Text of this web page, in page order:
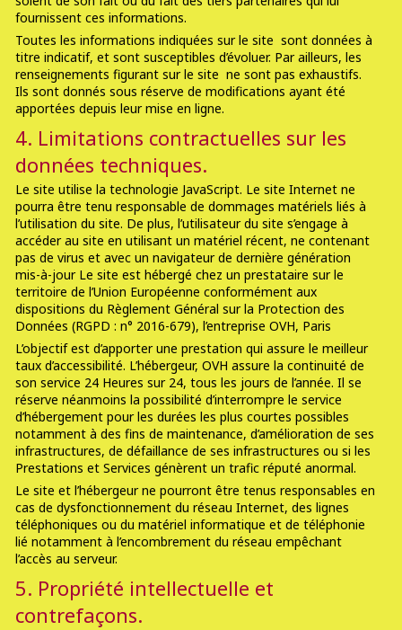
fournissent ces informations.
Toutes les informations indiquées sur le site sont données à
titre indicatif, et sont susceptibles d’évoluer. Par ailleurs, les
renseignements figurant sur le site ne sont pas exhaustifs.
Ils sont donnés sous réserve de modifications ayant été
apportées depuis leur mise en ligne.
4. Limitations contractuelles sur les
données techniques.
Le site utilise la technologie JavaScript. Le site Internet ne
pourra être tenu responsable de dommages matériels liés à
l’utilisation du site. De plus, l’utilisateur du site s’engage à
accéder au site en utilisant un matériel récent, ne contenant
pas de virus et avec un navigateur de dernière génération
mis-à-jour Le site est hébergé chez un prestataire sur le
territoire de l’Union Européenne conformément aux
dispositions du Règlement Général sur la Protection des
Données (RGPD : n° 2016-679), l’entreprise OVH, Paris
L’objectif est d’apporter une prestation qui assure le meilleur
taux d’accessibilité. L’hébergeur, OVH assure la continuité de
son service 24 Heures sur 24, tous les jours de l’année. Il se
réserve néanmoins la possibilité d’interrompre le service
d’hébergement pour les durées les plus courtes possibles
notamment à des fins de maintenance, d’amélioration de ses
infrastructures, de défaillance de ses infrastructures ou si les
Prestations et Services génèrent un trafic réputé anormal.
Le site et l’hébergeur ne pourront être tenus responsables en
cas de dysfonctionnement du réseau Internet, des lignes
téléphoniques ou du matériel informatique et de téléphonie
lié notamment à l’encombrement du réseau empêchant
l’accès au serveur.
5. Propriété intellectuelle et
contrefaçons.